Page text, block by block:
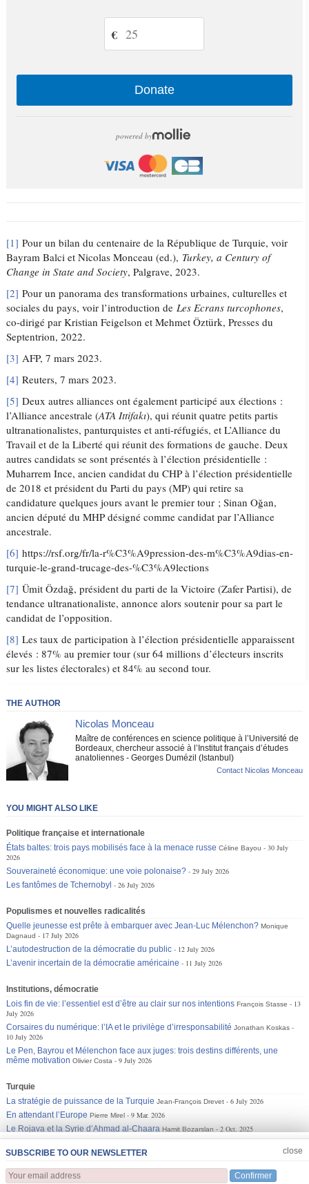
€
Donate
powered by
[1] Pour un bilan du centenaire de la République de Turquie, voir
Bayram Balci et Nicolas Monceau (ed.), Turkey, a Century of
Change in State and Society, Palgrave, 2023.
[2] Pour un panorama des transformations urbaines, culturelles et
sociales du pays, voir l’introduction de Les Ecrans turcophones,
co-dirigé par Kristian Feigelson et Mehmet Öztürk, Presses du
Septentrion, 2022.
[3] AFP, 7 mars 2023.
[4] Reuters, 7 mars 2023.
[5] Deux autres alliances ont également participé aux élections :
l’Alliance ancestrale (ATA Ittifakı), qui réunit quatre petits partis
ultranationalistes, panturquistes et anti-réfugiés, et L’Alliance du
Travail et de la Liberté qui réunit des formations de gauche. Deux
autres candidats se sont présentés à l’élection présidentielle :
Muharrem Ince, ancien candidat du CHP à l’élection présidentielle
de 2018 et président du Parti du pays (MP) qui retire sa
candidature quelques jours avant le premier tour ; Sinan Oğan,
ancien député du MHP désigné comme candidat par l’Alliance
ancestrale.
[6] https://rsf.org/fr/la-r%C3%A9pression-des-m%C3%A9dias-en-
turquie-le-grand-trucage-des-%C3%A9lections
[7] Ümit Özdağ, président du parti de la Victoire (Zafer Partisi), de
tendance ultranationaliste, annonce alors soutenir pour sa part le
candidat de l’opposition.
[8] Les taux de participation à l’élection présidentielle apparaissent
élevés : 87% au premier tour (sur 64 millions d’électeurs inscrits
sur les listes électorales) et 84% au second tour.
THE AUTHOR
Nicolas Monceau
Maître de conférences en science politique à l’Université de
Bordeaux, chercheur associé à l’Institut français d’études
anatoliennes - Georges Dumézil (Istanbul)
Contact Nicolas Monceau
SUBSCRIBE TO OUR NEWSLETTER
Confirmer
close
JOIN US CLOSE
YOU MIGHT ALSO LIKE
Politique française et internationale
États baltes: trois pays mobilisés face à la menace russe Céline Bayou
30 July
2026
Souveraineté économique: une voie polonaise?
29 July 2026
Les fantômes de Tchernobyl
26 July 2026
Populismes et nouvelles radicalités
Quelle jeunesse est prête à embarquer avec Jean-Luc Mélenchon? Monique
Dagnaud
17 July 2026
L’autodestruction de la démocratie du public
12 July 2026
L’avenir incertain de la démocratie américaine
11 July 2026
Institutions, démocratie
Lois fin de vie: l’essentiel est d’être au clair sur nos intentions François Stasse
13
July 2026
Corsaires du numérique: l’IA et le privilège d’irresponsabilité Jonathan Koskas
10 July 2026
Le Pen, Bayrou et Mélenchon face aux juges: trois destins différents, une
même motivation Olivier Costa 9 July 2026
Turquie
La stratégie de puissance de la Turquie Jean-François Drevet
6 July 2026
En attendant l’Europe Pierre Mirel
9 Mar. 2026
Le Rojava et la Syrie d’Ahmad al-Chaara Hamit Bozarslan 2 Oct. 2025